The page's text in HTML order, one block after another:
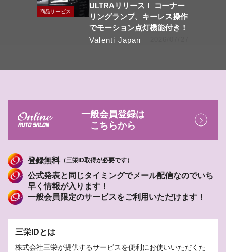
商品サービス
ULTRAリリース！ コーナー
リングランプ、キーレス操作
でモーション点灯機能付き！
Valenti Japan
一般会員登録は
こちらから
登録無料（三栄ID取得が必要です）
公式発表と同じタイミングでメール配信なのでいち
早く情報が入ります！
一般会員限定のサービスをご利用いただけます！
三栄IDとは
株式会社三栄が提供するサービスを便利にお使いいただくた